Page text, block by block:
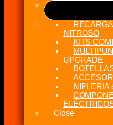
NITROSO
KITS
UPGRADE
NIPLERIA
Close